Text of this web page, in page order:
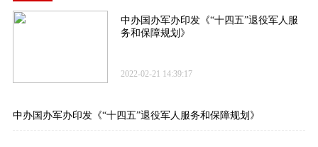
中办国办军办印发《“十四五”退役军人服
务和保障规划》
2022-02-21 14:39:17
中办国办军办印发《“十四五”退役军人服务和保障规划》